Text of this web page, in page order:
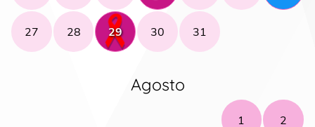
27 28 29 30 31
Agosto
1 2